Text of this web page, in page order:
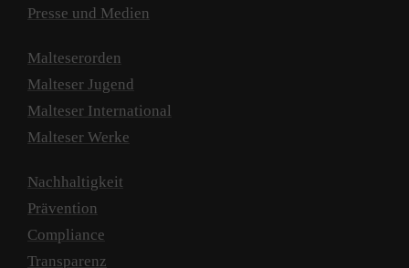
Presse und Medien
Malteserorden
Malteser Jugend
Malteser International
Malteser Werke
Nachhaltigkeit
Prävention
Compliance
Transparenz